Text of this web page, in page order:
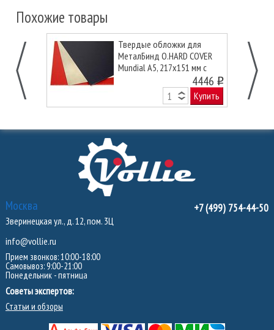
Похожие товары
Твердые обложки для
МеталБинд O.HARD COVER
Mundial А5, 217x151 мм с
покрытием «кожа» без окна,
4446 o
Купить
Москва
Зверинецкая ул., д. 12, пом. 3Ц
info@vollie.ru
Прием звонков: 10:00-18:00
Самовывоз: 9:00-21:00
Понедельник - пятница
Советы экспертов:
Статьи и обзоры
+7 (499) 754-44-50